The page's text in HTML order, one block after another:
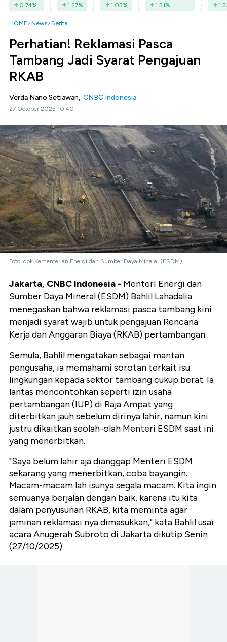
0.74% 1.27% 1.05% 1.51%
HOME News Berita
Perhatian! Reklamasi Pasca
Tambang Jadi Syarat Pengajuan
RKAB
Verda Nano Setiawan, CNBC Indonesia
27 October 2025 10:40
Foto: dok Kementerian Energi dan Sumber Daya Mineral (ESDM)
Jakarta, CNBC Indonesia - Menteri Energi dan
Sumber Daya Mineral (ESDM) Bahlil Lahadalia
menegaskan bahwa reklamasi pasca tambang kini
menjadi syarat wajib untuk pengajuan Rencana
Kerja dan Anggaran Biaya (RKAB) pertambangan.
Semula, Bahlil mengatakan sebagai mantan
pengusaha, ia memahami sorotan terkait isu
lingkungan kepada sektor tambang cukup berat. Ia
lantas mencontohkan seperti izin usaha
pertambangan (IUP) di Raja Ampat yang
diterbitkan jauh sebelum dirinya lahir, namun kini
justru dikaitkan seolah-olah Menteri ESDM saat ini
yang menerbitkan.
"Saya belum lahir aja dianggap Menteri ESDM
sekarang yang menerbitkan, coba bayangin.
Macam-macam lah isunya segala macam. Kita ingin
semuanya berjalan dengan baik, karena itu kita
dalam penyusunan RKAB, kita meminta agar
jaminan reklamasi nya dimasukkan," kata Bahlil usai
acara Anugerah Subroto di Jakarta dikutip Senin
(27/10/2025).